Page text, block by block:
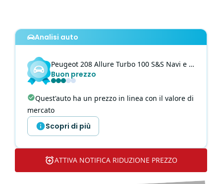
Analisi auto
Peugeot 208 Allure Turbo 100 S&S Navi e Vision Pack
Buon prezzo
Quest'auto ha un prezzo in linea con il valore di
mercato
Scopri di più
ATTIVA NOTIFICA RIDUZIONE PREZZO
Cookie necessari
Cookie delle preferenze
Cookie per il miglioramento dell'esperienza utente